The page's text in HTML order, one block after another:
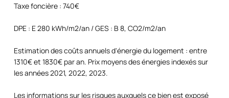
Taxe foncière : 740€
DPE : E 280 kWh/m2/an / GES : B 8, CO2/m2/an
Estimation des coûts annuels d'énergie du logement : entre
1310€ et 1830€ par an. Prix moyens des énergies indexés sur
les années 2021, 2022, 2023.
Les informations sur les risques auxquels ce bien est exposé